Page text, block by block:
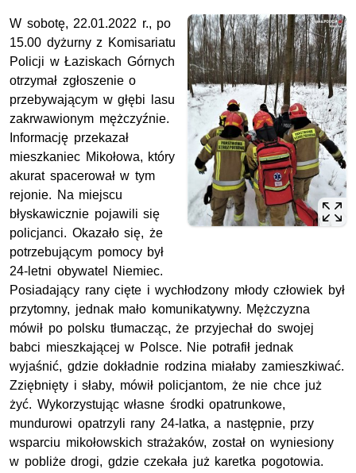
W sobotę, 22.01.2022 r., po
15.00 dyżurny z Komisariatu
Policji w Łaziskach Górnych
otrzymał zgłoszenie o
przebywającym w głębi lasu
zakrwawionym mężczyźnie.
Informację przekazał
mieszkaniec Mikołowa, który
akurat spacerował w tym
rejonie. Na miejscu
błyskawicznie pojawili się
policjanci. Okazało się, że
potrzebującym pomocy był
24-letni obywatel Niemiec.
Posiadający rany cięte i wychłodzony młody człowiek był
przytomny, jednak mało komunikatywny. Mężczyzna
mówił po polsku tłumacząc, że przyjechał do swojej
babci mieszkającej w Polsce. Nie potrafił jednak
wyjaśnić, gdzie dokładnie rodzina miałaby zamieszkiwać.
Zziębnięty i słaby, mówił policjantom, że nie chce już
żyć. Wykorzystując własne środki opatrunkowe,
mundurowi opatrzyli rany 24-latka, a następnie, przy
wsparciu mikołowskich strażaków, został on wyniesiony
w pobliże drogi, gdzie czekała już karetka pogotowia.